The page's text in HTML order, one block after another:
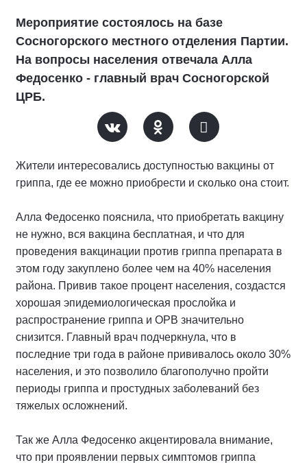
Мероприятие состоялось на базе
Сосногорского местного отделения Партии.
На вопросы населения отвечала Алла
Федосенко - главный врач Сосногорской
ЦРБ.
Жители интересовались доступностью вакцины от
гриппа, где ее можно приобрести и сколько она стоит.
Алла Федосенко пояснила, что приобретать вакцину
не нужно, вся вакцина бесплатная, и что для
проведения вакцинации против гриппа препарата в
этом году закуплено более чем на 40% населения
района. Привив такое процент населения, создастся
хорошая эпидемиологическая прослойка и
распространение гриппа и ОРВ значительно
снизится. Главный врач подчеркнула, что в
последние три года в районе прививалось около 30%
населения, и это позволило благополучно пройти
периоды гриппа и простудных заболеваний без
тяжелых осложнений.
Так же Алла Федосенко акцентировала внимание,
что при проявлении первых симптомов гриппа